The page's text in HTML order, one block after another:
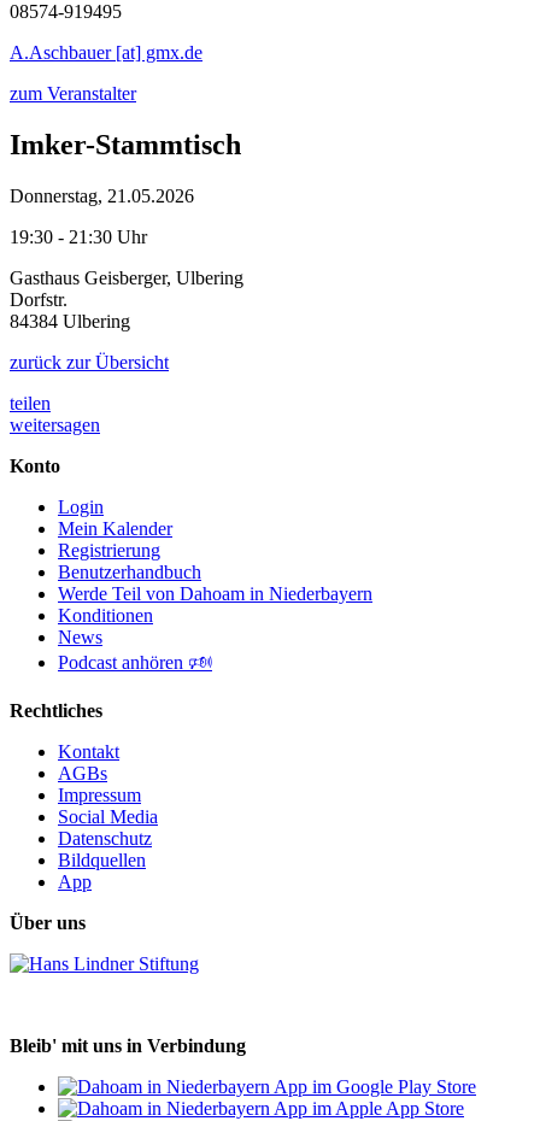
08574-919495
A.Aschbauer [at] gmx.de
zum Veranstalter
Imker-Stammtisch
Donnerstag, 21.05.2026
19:30 - 21:30 Uhr
Gasthaus Geisberger, Ulbering
Dorfstr.
84384 Ulbering
zurück zur Übersicht
teilen
weitersagen
Konto
Login
Mein Kalender
Registrierung
Benutzerhandbuch
Werde Teil von Dahoam in Niederbayern
Konditionen
News
Podcast anhören 🕬
Rechtliches
Kontakt
AGBs
Impressum
Social Media
Datenschutz
Bildquellen
App
Über uns
Bleib' mit uns in Verbindung